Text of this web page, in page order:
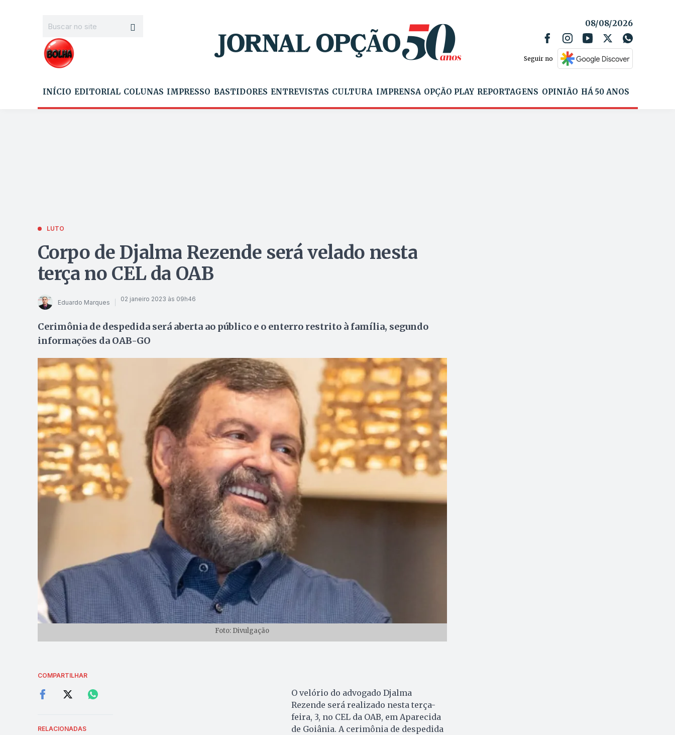
08/08/2026
Seguir no
INÍCIO EDITORIAL COLUNAS IMPRESSO BASTIDORES ENTREVISTAS CULTURA IMPRENSA OPÇÃO PLAY REPORTAGENS OPINIÃO HÁ 50 ANOS
LUTO
Corpo de Djalma Rezende será velado nesta
terça no CEL da OAB
Eduardo Marques 02 janeiro 2023 às 09h46
Cerimônia de despedida será aberta ao público e o enterro restrito à família, segundo
informações da OAB-GO
Foto: Divulgação
COMPARTILHAR
RELACIONADAS
O velório do advogado Djalma
Rezende será realizado nesta terça-
feira, 3, no CEL da OAB, em Aparecida
de Goiânia. A cerimônia de despedida